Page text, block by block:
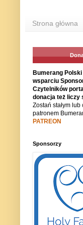
Strona główna
Bumerang
wsparciu
Czytelników
donacja też liczy
Zostań stałym lub
patronem
PATREON
Sponsorzy